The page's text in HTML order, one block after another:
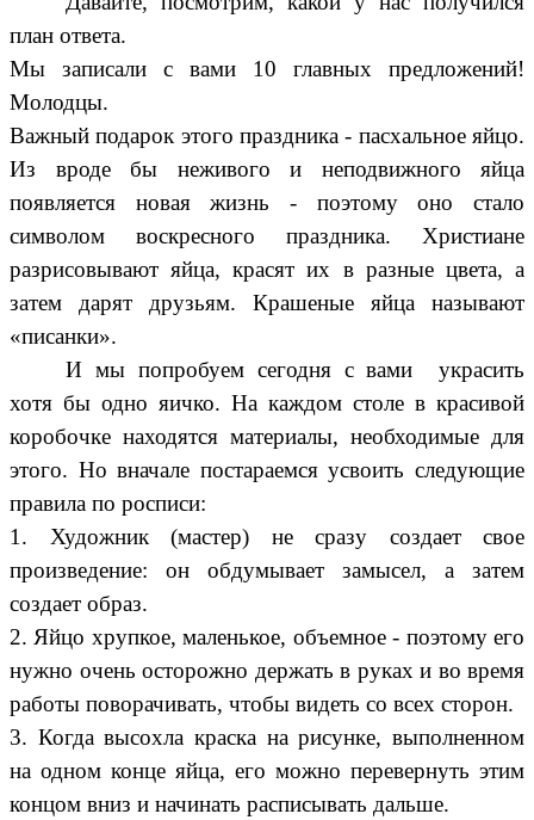
план ответа.
Мы записали с вами 10 главных предложений!
Молодцы.
Важный подарок этого праздника - пасхальное яйцо.
Из вроде бы неживого и неподвижного яйца
появляется новая жизнь - поэтому оно стало
символом воскресного праздника. Христиане
разрисовывают яйца, красят их в разные цвета, а
затем дарят друзьям. Крашеные яйца называют
«писанки».
И мы попробуем сегодня с вами украсить
хотя бы одно яичко. На каждом столе в красивой
коробочке находятся материалы, необходимые для
этого. Но вначале постараемся усвоить следующие
правила по росписи:
1. Художник (мастер) не сразу создает свое
произведение: он обдумывает замысел, а затем
создает образ.
2. Яйцо хрупкое, маленькое, объемное - поэтому его
нужно очень осторожно держать в руках и во время
работы поворачивать, чтобы видеть со всех сторон.
3. Когда высохла краска на рисунке, выполненном
на одном конце яйца, его можно перевернуть этим
концом вниз и начинать расписывать дальше.